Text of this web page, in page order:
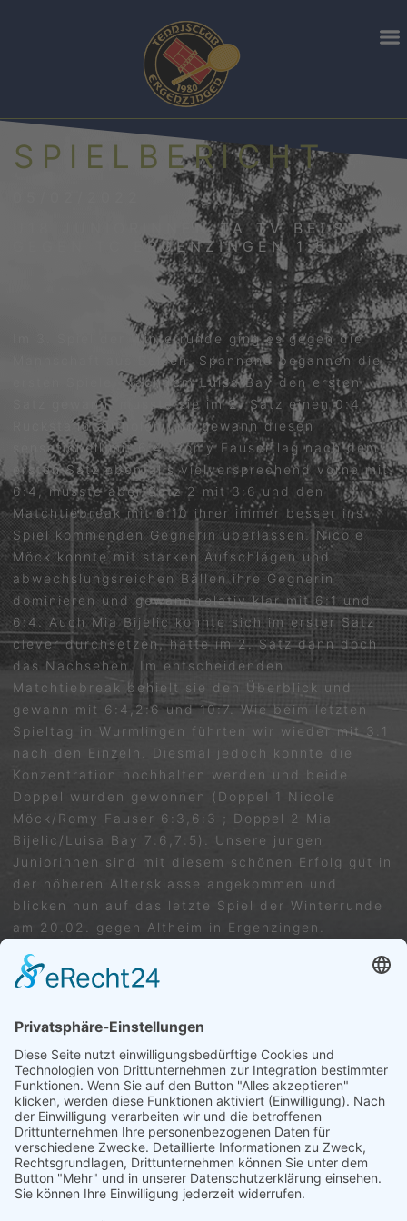
SPIELBERICHT
U18 JUNIORINNEN TA TV BELSEN
GEGEN TC ERGENZINGEN 1:5
Im 3. Spiel der Winterrunde ging es gegen die
Mannschaft aus Belsen. Spannend begannen die
ersten Spiele. Nachdem Luisa Bay den ersten
Satz gewann, musste sie im 2. Satz einen 0:4
Rückstand aufholen und gewann diesen
sensationell mit 6:4. Romy Fauser lag nach dem
ersten Satz ebenfalls vielversprechend vorne mit
6:4, musste aber Satz 2 mit 3:6 und den
Matchtiebreak mit 6:10 ihrer immer besser ins
Spiel kommenden Gegnerin überlassen. Nicole
Möck konnte mit starken Aufschlägen und
abwechslungsreichen Bällen ihre Gegnerin
dominieren und gewann relativ klar mit 6:1 und
6:4. Auch Mia Bijelic konnte sich im erster Satz
clever durchsetzen, hatte im 2. Satz dann doch
das Nachsehen. Im entscheidenden
Matchtiebreak behielt sie den Überblick und
gewann mit 6:4,2:6 und 10:7. Wie beim letzten
Spieltag in Wurmlingen führten wir wieder mit 3:1
nach den Einzeln. Diesmal jedoch konnte die
Konzentration hochhalten werden und beide
Doppel wurden gewonnen (Doppel 1 Nicole
Möck/Romy Fauser 6:3,6:3 ; Doppel 2 Mia
Bijelic/Luisa Bay 7:6,7:5). Unsere jungen
Juniorinnen sind mit diesem schönen Erfolg gut in
der höheren Altersklasse angekommen und
blicken nun auf das letzte Spiel der Winterrunde
am 20.02. gegen Altheim in Ergenzingen.
Harry Möck
U18 Juniorinnen Wurmlingen gegen Ergenzingen 3:3
Trete uns ganz einfach bei ...
Wir freuen uns auf dich – Dein Tennisverein
Ergenzingen